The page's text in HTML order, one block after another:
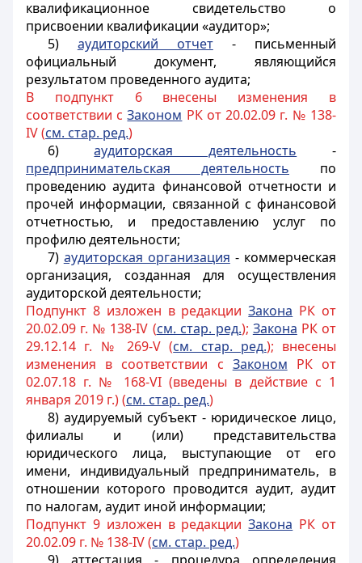
квалификационное свидетельство о
присвоении квалификации «аудитор»;
5) аудиторский отчет- письменный
официальный документ, являющийся
результатом проведенного аудита;
В подпункт 6 внесены изменения в
соответствии сЗаконом РК от 20.02.09 г. № 138-
IV (см. стар. ред.)
6)аудиторская деятельность -
предпринимательская деятельность по
проведению аудита финансовой отчетности и
прочей информации, связанной с финансовой
отчетностью, и предоставлению услуг по
профилю деятельности;
7) аудиторская организация - коммерческая
организация, созданная для осуществления
аудиторской деятельности;
Подпункт 8 изложен в редакцииЗакона РК от
20.02.09 г. № 138-IV (см. стар. ред.); Закона РК от
29.12.14 г. № 269-V (см. стар. ред.); внесены
изменения в соответствии с Законом РК от
02.07.18 г. № 168-VI (введены в действие с 1
января 2019 г.) (см. стар. ред.)
8) аудируемый субъект - юридическое лицо,
филиалы и (или) представительства
юридического лица, выступающие от его
имени, индивидуальный предприниматель, в
отношении которого проводится аудит, аудит
по налогам, аудит иной информации;
Подпункт 9 изложен в редакцииЗакона РК от
20.02.09 г. № 138-IV (см. стар. ред.)